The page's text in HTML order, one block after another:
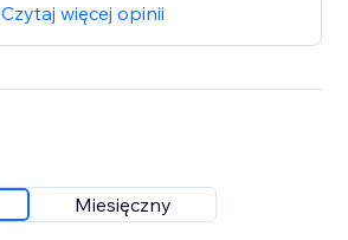
Czytaj więcej opinii
Miesięczny